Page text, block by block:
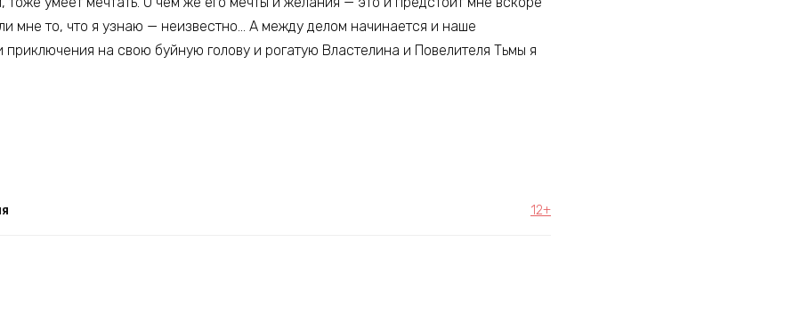
мне то, что я узнаю — неизвестно… А между делом начинается и наше
на свою буйную голову и рогатую Властелина и Повелителя Тьмы я
12+